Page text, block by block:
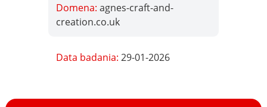
Domena:agnes-craft-and-
creation.co.uk
Data badania:29-01-2026